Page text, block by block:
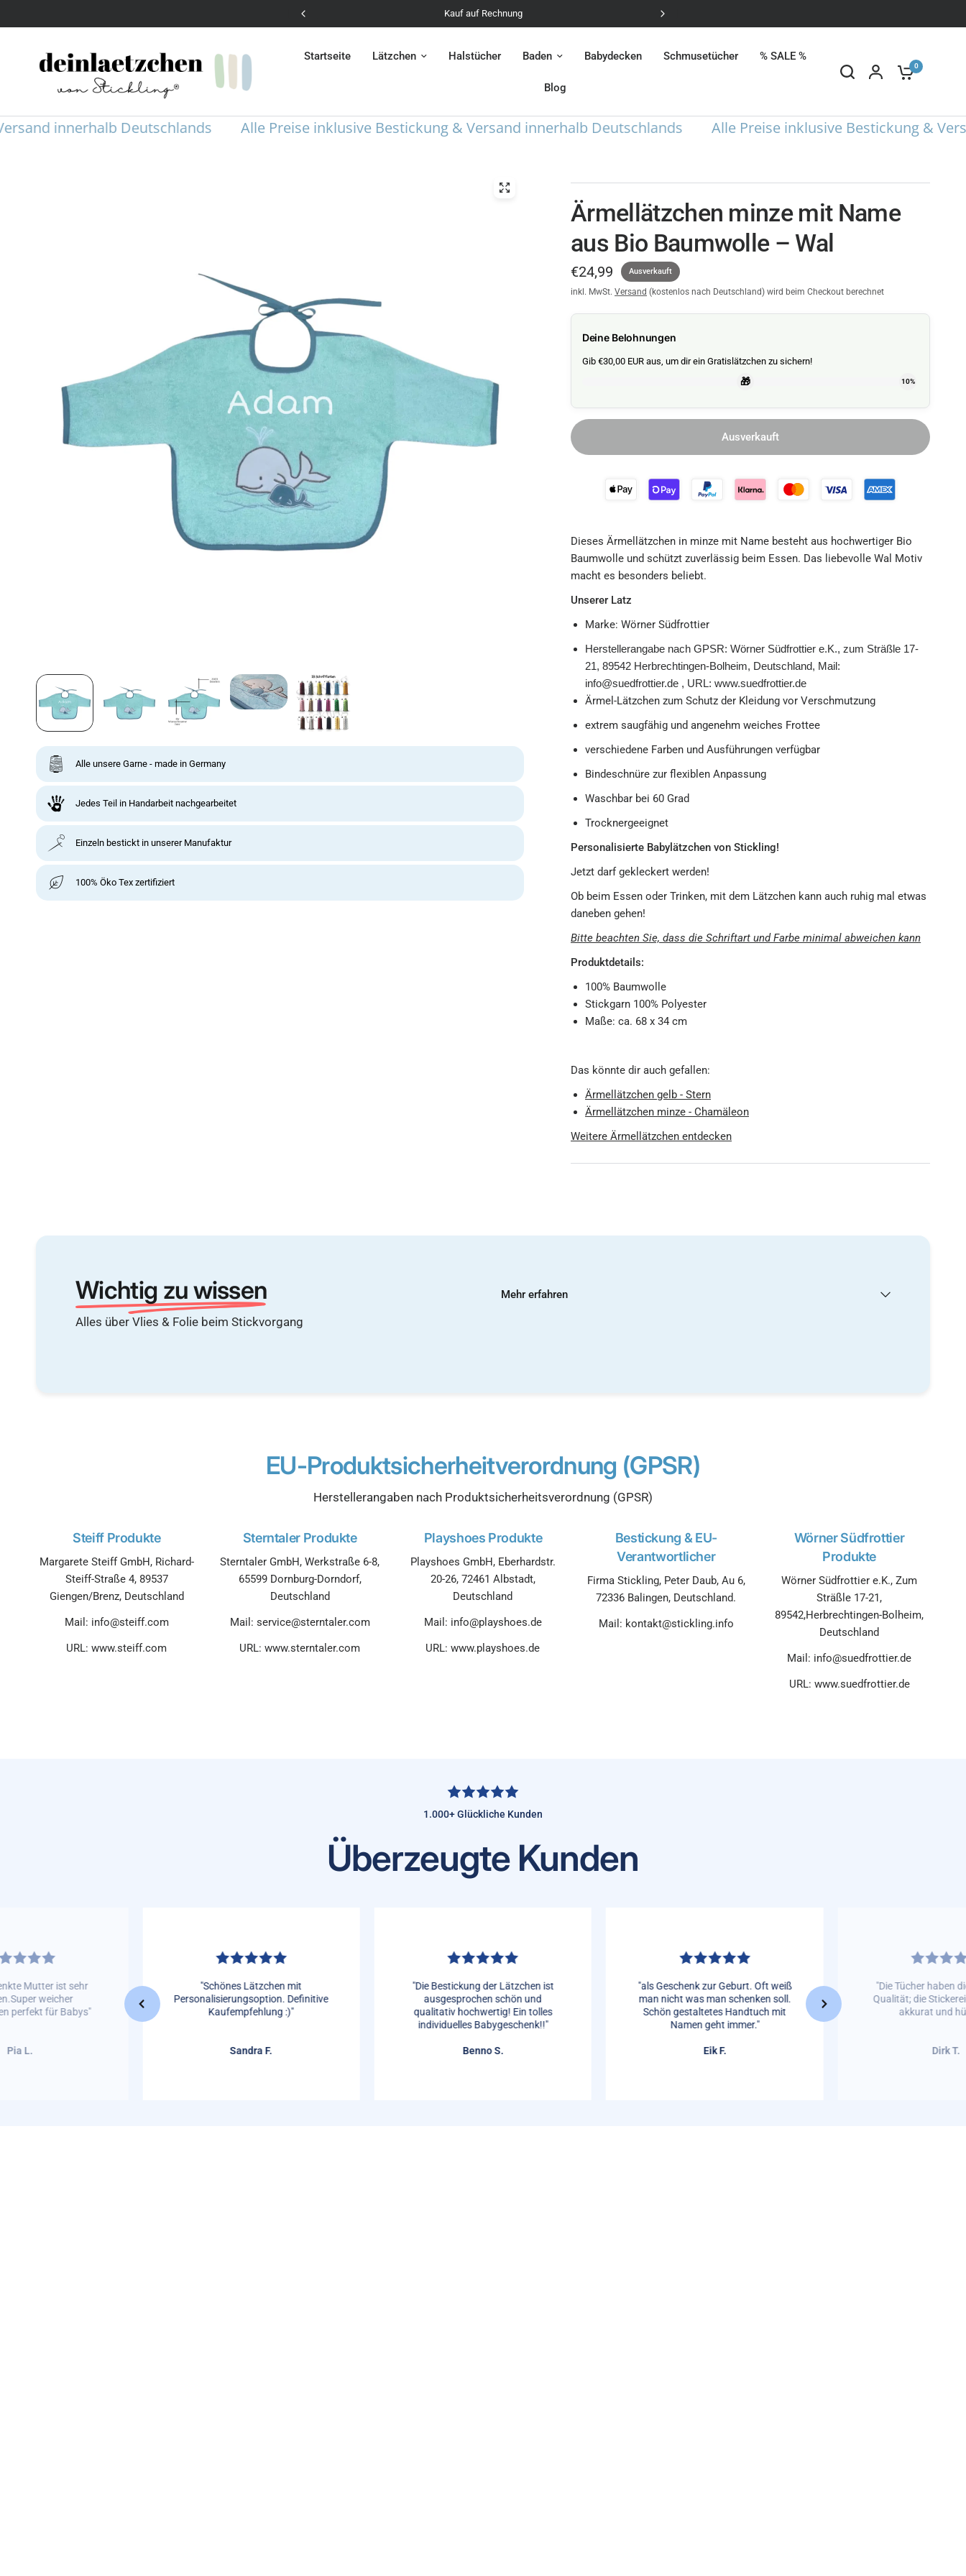
Kauf auf Rechnung
Startseite Lätzchen Halstücher Baden Babydecken Schmusetücher % SALE %
Blog
0
innerhalb Deutschlands Alle Preise inklusive Bestickung & Versand innerhalb Deutschlands Alle Preise inklusive Bestickung & Versand
Alle unsere Garne - made in Germany
Jedes Teil in Handarbeit nachgearbeitet
Einzeln bestickt in unserer Manufaktur
100% Öko Tex zertifiziert
Ärmellätzchen minze mit Name
aus Bio Baumwolle – Wal
€24,99 Ausverkauft
inkl. MwSt. Versand (kostenlos nach Deutschland) wird beim Checkout berechnet
Deine Belohnungen
Gib €30,00 EUR aus, um dir ein Gratislätzchen zu sichern!
🎁 10%
Ausverkauft
Dieses Ärmellätzchen in minze mit Name besteht aus hochwertiger Bio
Baumwolle und schützt zuverlässig beim Essen. Das liebevolle Wal Motiv
macht es besonders beliebt.
Unserer Latz
Marke: Wörner Südfrottier
Herstellerangabe nach GPSR: Wörner Südfrottier e.K., zum Sträßle 17-
21, 89542 Herbrechtingen-Bolheim, Deutschland, Mail:
info@suedfrottier.de , URL: www.suedfrottier.de
Ärmel-Lätzchen zum Schutz der Kleidung vor Verschmutzung
extrem saugfähig und angenehm weiches Frottee
verschiedene Farben und Ausführungen verfügbar
Bindeschnüre zur flexiblen Anpassung
Waschbar bei 60 Grad
Trocknergeeignet
Personalisierte Babylätzchen von Stickling!
Jetzt darf gekleckert werden!
Ob beim Essen oder Trinken, mit dem Lätzchen kann auch ruhig mal etwas
daneben gehen!
Bitte beachten Sie, dass die Schriftart und Farbe minimal abweichen kann
Produktdetails:
100% Baumwolle
Stickgarn 100% Polyester
Maße: ca. 68 x 34 cm
Das könnte dir auch gefallen:
Ärmellätzchen gelb - Stern
Ärmellätzchen minze - Chamäleon
Weitere Ärmellätzchen entdecken
Wichtig zu wissen
Alles über Vlies & Folie beim Stickvorgang
Mehr erfahren
EU-Produktsicherheitverordnung (GPSR)
Herstellerangaben nach Produktsicherheitsverordnung (GPSR)
Steiff Produkte
Margarete Steiff GmbH, Richard-
Steiff-Straße 4, 89537
Giengen/Brenz, Deutschland
Mail: info@steiff.com
URL: www.steiff.com
Sterntaler Produkte
Sterntaler GmbH, Werkstraße 6-8,
65599 Dornburg-Dorndorf,
Deutschland
Mail: service@sterntaler.com
URL: www.sterntaler.com
Playshoes Produkte
Playshoes GmbH, Eberhardstr.
20-26, 72461 Albstadt,
Deutschland
Mail: info@playshoes.de
URL: www.playshoes.de
Bestickung & EU-
Verantwortlicher
Firma Stickling, Peter Daub, Au 6,
72336 Balingen, Deutschland.
Mail: kontakt@stickling.info
Wörner Südfrottier
Produkte
Wörner Südfrottier e.K., Zum
Sträßle 17-21,
89542,Herbrechtingen-Bolheim,
Deutschland
Mail: info@suedfrottier.de
URL: www.suedfrottier.de
1.000+ Glückliche Kunden
Überzeugte Kunden
Mutter ist sehr
weicher
perfekt für Babys"
Pia L.
"Schönes Lätzchen mit
Personalisierungsoption. Definitive
Kaufempfehlung :)"
Sandra F.
"Die Bestickung der Lätzchen ist
ausgesprochen schön und
qualitativ hochwertig! Ein tolles
individuelles Babygeschenk!!"
Benno S.
"als Geschenk zur Geburt. Oft weiß
man nicht was man schenken soll.
Schön gestaltetes Handtuch mit
Namen geht immer."
Eik F.
"Die Tücher haben
Qualität; die
akkurat und
Dirk T.